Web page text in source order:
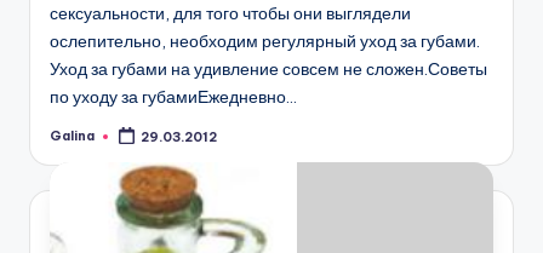
сексуальности, для того чтобы они выглядели
ослепительно, необходим регулярный уход за губами.
Уход за губами на удивление совсем не сложен.Советы
по уходу за губамиЕжедневно…
Запись
Galina 29.03.2012